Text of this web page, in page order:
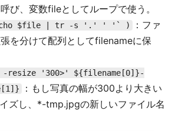
び、変数fileとしてループで使う。
$file | tr -s '.' ' '` )
：ファ
を分けて配列としてfilenameに保
resize '300>' ${filename[0]}-
：もし写真の幅が300より大きい
ズし、*-tmp.jpgの新しいファイル名